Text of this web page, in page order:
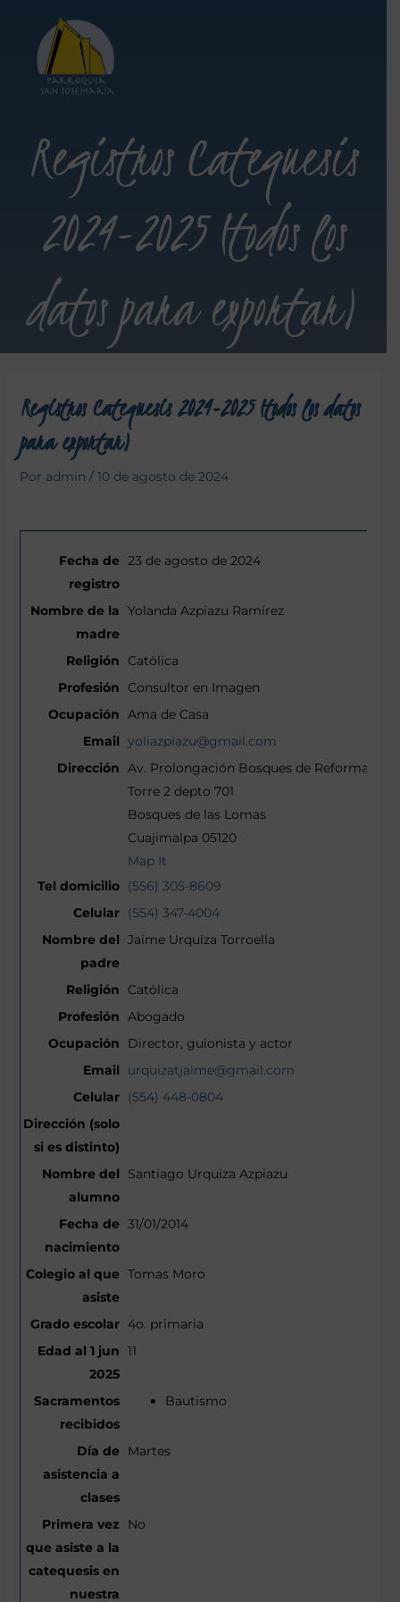
Registros Catequesis
2024-2025 (todos los
datos para exportar)
Registros Catequesis 2024-2025 (todos los datos
para exportar)
Por admin / 10 de agosto de 2024
23 de agosto de 2024
Yolanda Azpiazu Ramírez
Católica
Consultor en Imagen
Ama de Casa
yoliazpiazu@gmail.com
Av. Prolongación Bosques de Reforma 1477
Torre 2 depto 701
Bosques de las Lomas
Cuajimalpa 05120
Map It
(556) 305-8609
(554) 347-4004
Jaime Urquiza Torroella
Católica
Abogado
Director, guionista y actor
urquizatjaime@gmail.com
(554) 448-0804
Santiago Urquiza Azpiazu
31/01/2014
Tomas Moro
4o. primaria
11
Bautismo
Martes
No